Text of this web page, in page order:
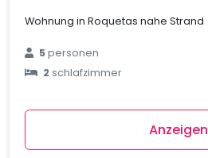
Wohnung in Roquetas nahe Strand
5personen
2schlafzimmer
Anzeigen